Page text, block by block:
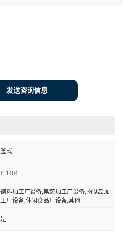
发送咨询信息
釜式
P-1404
调料加工厂设备,果蔬加工厂设备,肉制品加
工厂设备,休闲食品厂设备,其他
是